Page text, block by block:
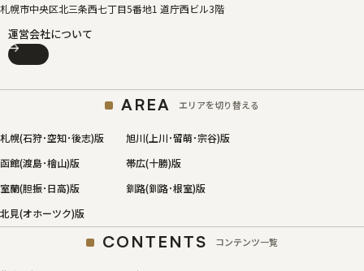
札幌市中央区北三条西七丁目5番地1 道庁西ビル3階
運営会社について
AREA エリアを切り替える
札幌(石狩･空知･後志)版
旭川(上川･留萌･宗谷)版
函館(渡島･檜山)版
帯広(十勝)版
室蘭(胆振･日高)版
釧路(釧路･根室)版
北見(オホーツク)版
CONTENTS コンテンツ一覧